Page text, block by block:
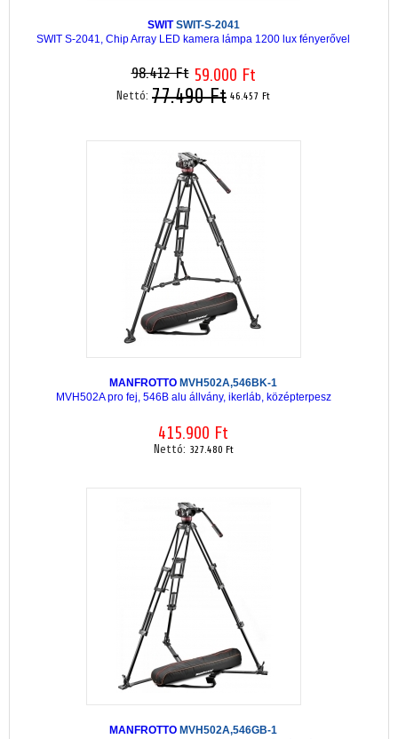
SWITSWIT-S-2041
SWIT S-2041, Chip Array LED kamera lámpa 1200 lux fényerővel
98.412 Ft 59.000 Ft
Nettó: 77.490 Ft 46.457 Ft
MANFROTTO MVH502A,546BK-1
MVH502A pro fej, 546B alu állvány, ikerláb, középterpesz
415.900 Ft
Nettó: 327.480 Ft
MANFROTTO MVH502A,546GB-1